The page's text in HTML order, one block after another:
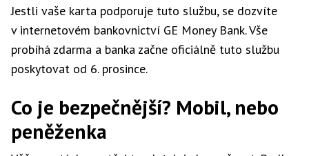
Jestli vaše karta podporuje tuto službu, se dozvíte
v internetovém bankovnictví GE Money Bank. Vše
probíhá zdarma a banka začne oficiálně tuto službu
poskytovat od 6. prosince.
Co je bezpečnější? Mobil, nebo
peněženka